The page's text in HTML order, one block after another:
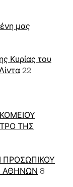
μας
Κυρίας του
22
ΤΗΣ
ΑΘΗΝΩΝ 8